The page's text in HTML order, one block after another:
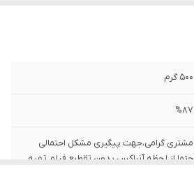
500 گرم
%87
مشتری گرامی،جهت پیگیری مشکل احتمالی
حتما از لحظه آنباکس بدون تقطیع فیلم تهیه